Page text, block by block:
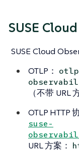
SUSE
SUSE Cloud
OTLP：
（不带 URL
OTLP HTTP
suse-
URL 方案：